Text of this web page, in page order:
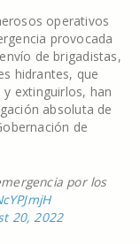
operativos
provocada
de brigadistas,
hidrantes, que
extinguirlos, han
absoluta de
de
por los
20, 2022